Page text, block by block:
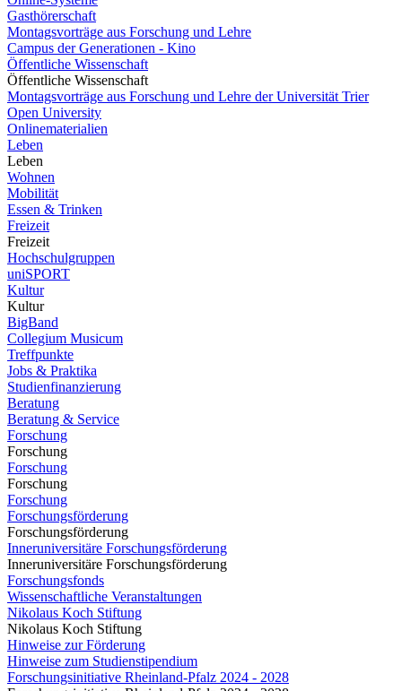
Gasthörerschaft
Montagsvorträge aus Forschung und Lehre
Campus der Generationen - Kino
Öffentliche Wissenschaft
Öffentliche Wissenschaft
Montagsvorträge aus Forschung und Lehre der Universität Trier
Open University
Onlinematerialien
Leben
Leben
Wohnen
Mobilität
Essen & Trinken
Freizeit
Freizeit
Hochschulgruppen
uniSPORT
Kultur
Kultur
BigBand
Collegium Musicum
Treffpunkte
Jobs & Praktika
Studienfinanzierung
Beratung
Beratung & Service
Forschung
Forschung
Forschung
Forschung
Forschung
Forschungsförderung
Forschungsförderung
Inneruniversitäre Forschungsförderung
Inneruniversitäre Forschungsförderung
Forschungsfonds
Wissenschaftliche Veranstaltungen
Nikolaus Koch Stiftung
Nikolaus Koch Stiftung
Hinweise zur Förderung
Hinweise zum Studienstipendium
Forschungsinitiative Rheinland-Pfalz 2024 - 2028